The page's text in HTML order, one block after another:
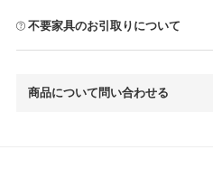
不要家具のお引取りについて
商品について問い合わせる